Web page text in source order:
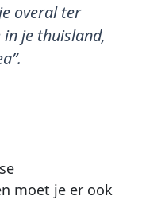
overal ter
in je thuisland,
moet je er ook